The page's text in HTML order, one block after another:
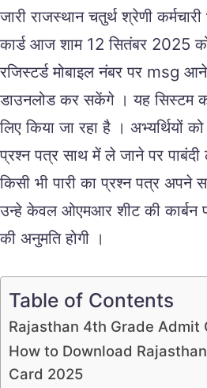
जारी राजस्थान चतुर्थ श्रेणी कर्मचारी
कार्ड आज शाम 12 सितंबर 2025
रजिस्टर्ड मोबाइल नंबर पर msg
डाउनलोड कर सकेंगे । यह सिस्टम
लिए किया जा रहा है । अभ्यर्थियों को
प्रश्न पत्र साथ में ले जाने पर पाबंदी
किसी भी पारी का प्रश्न पत्र अपने
उन्हे केवल ओएमआर शीट की कार्बन
की अनुमति होगी ।
Table of Contents
Rajasthan 4th Grade Admit
How to Download
Card 2025